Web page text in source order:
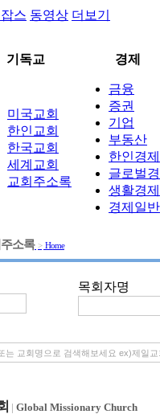
스 동영상 더보기
기독교 경제
미국교회
한인교회
한국교회
세계교회
교회주소록
금융
증권
기업
부동산
한인경제
글로벌경
생활경제
경제일반
소록 > Home
목회자명
| Global Missionary Church